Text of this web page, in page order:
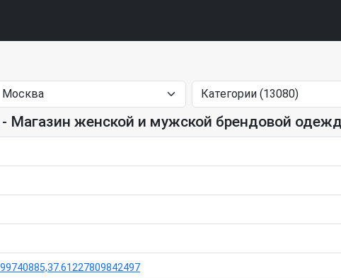
- Магазин женской и мужской брендовой